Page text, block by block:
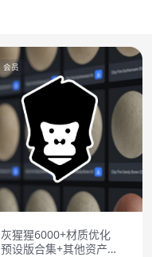
会员
灰猩猩6000+材质优化
预设版合集+其他资产合